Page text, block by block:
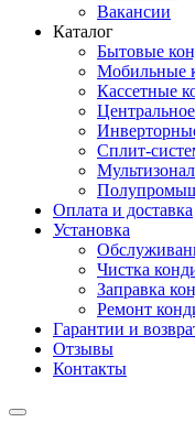
Вакансии
Каталог
Бытовые
Мобильные
Кассетные
Сплит-
Оплата и доставка
Установка
Чистка
Заправка
Ремонт
Гарантии и
Отзывы
Контакты